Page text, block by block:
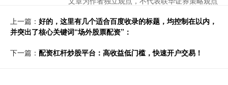
上一篇： 好的，这里有几个适合百度收录的标题，均控制在以内，
并突出了核心关键词“场外股票配资”：
下一篇： 配资杠杆炒股平台：高收益低门槛，快速开户交易！